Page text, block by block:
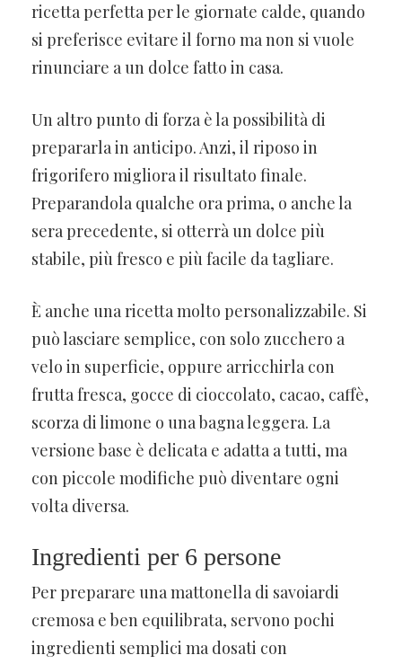
ricetta perfetta per le giornate calde, quando
si preferisce evitare il forno ma non si vuole
rinunciare a un dolce fatto in casa.
Un altro punto di forza è la possibilità di
prepararla in anticipo. Anzi, il riposo in
frigorifero migliora il risultato finale.
Preparandola qualche ora prima, o anche la
sera precedente, si otterrà un dolce più
stabile, più fresco e più facile da tagliare.
È anche una ricetta molto personalizzabile. Si
può lasciare semplice, con solo zucchero a
velo in superficie, oppure arricchirla con
frutta fresca, gocce di cioccolato, cacao, caffè,
scorza di limone o una bagna leggera. La
versione base è delicata e adatta a tutti, ma
con piccole modifiche può diventare ogni
volta diversa.
Ingredienti per 6 persone
Per preparare una mattonella di savoiardi
cremosa e ben equilibrata, servono pochi
ingredienti semplici ma dosati con